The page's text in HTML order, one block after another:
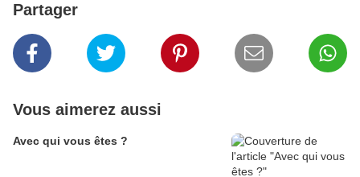
Partager
Vous aimerez aussi
Avec qui vous êtes ?